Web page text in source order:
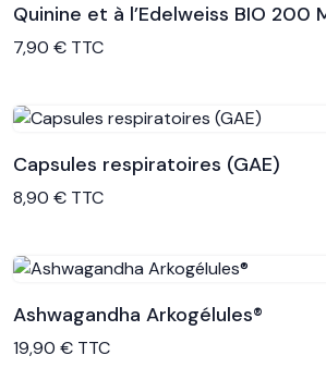
Voir le produit
Quinine et à l’Edelweiss BIO 200
7,90 € TTC
Voir le produit
Capsules respiratoires (GAE)
8,90 € TTC
Voir le produit
Ashwagandha Arkogélules®
19,90 € TTC